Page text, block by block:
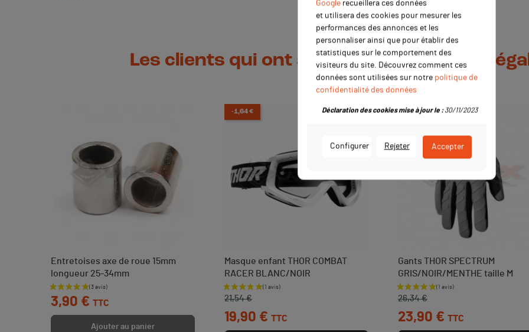
Les clients qui ont acheté ce produit ont
Entretoises axe de roue 15mm
longueur 25-34mm
Prix
3,90 € TTC
Ajouter au panier
-1,64 €
Masque enfant THOR COMBAT
RACER BLANC/NOIR
Prix de base
21,54 €
Prix
19,90 € TTC
-2,44 €
Gants THOR SPECTRUM
GRIS/NOIR/MENTHE taille M
Prix de base
26,34 €
Prix
23,90 € TTC
Google recueillera ces données
et utilisera des cookies pour mesurer les
performances des annonces et les
personnaliser ainsi que pour établir des
statistiques sur le comportement des
visiteurs du site. Découvrez comment ces
données sont utilisées sur notre politique de
confidentialité des données
Configurer Rejeter Accepter
Déclaration des cookies mise à jour le :30/11/2023